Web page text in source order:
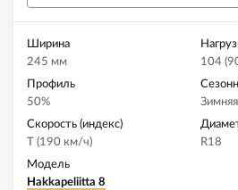
Ширина
245 мм
104
Профиль
50%
Скорость (индекс)
T (190 км/ч)
R18
Модель
Hakkapeliitta 8